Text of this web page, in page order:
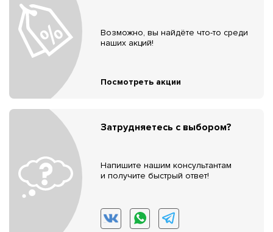
Возможно, вы найдёте что-то среди
наших акций!
Посмотреть акции
Затрудняетесь с выбором?
Напишите нашим консультантам
и получите быстрый ответ!